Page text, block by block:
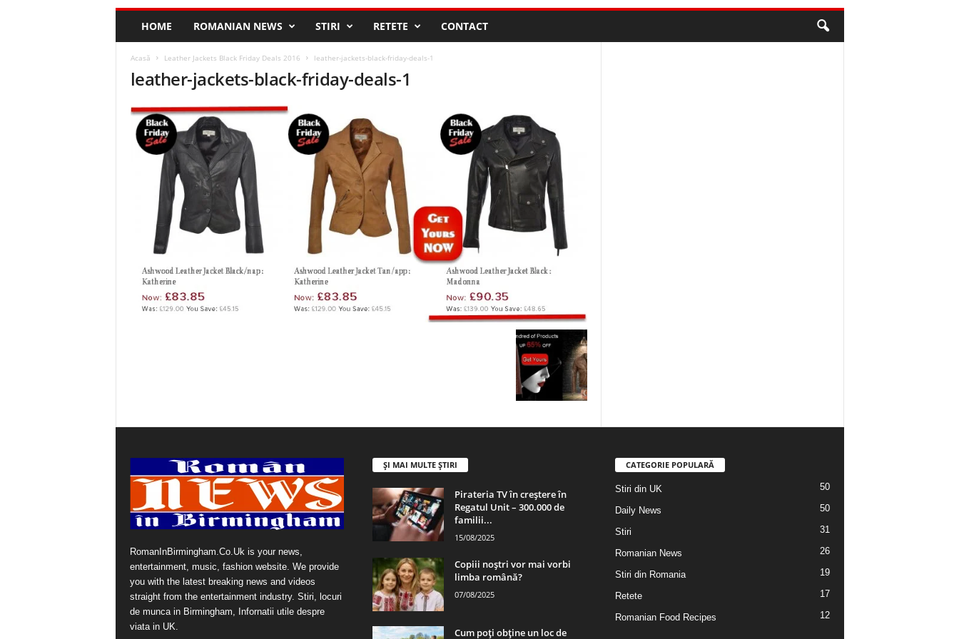
HOME ROMANIAN NEWS STIRI RETETE CONTACT
Acasă Leather Jackets Black Friday Deals 2016 leather-jackets-black-friday-deals-1
leather-jackets-black-friday-deals-1
RomanInBirmingham.Co.Uk is your news,
entertainment, music, fashion website. We provide
you with the latest breaking news and videos
straight from the entertainment industry. Stiri, locuri
de munca in Birmingham, Infornatii utile despre
viata in UK.
ȘI MAI MULTE ȘTIRI
Pirateria TV în creștere în
Regatul Unit – 300.000 de
familii...
15/08/2025
Copiii noștri vor mai vorbi
limba română?
07/08/2025
Cum poți obține un loc de
CATEGORIE POPULARĂ
Stiri din UK 50
Daily News 50
Stiri 31
Romanian News 26
Stiri din Romania 19
Retete 17
Romanian Food Recipes 12